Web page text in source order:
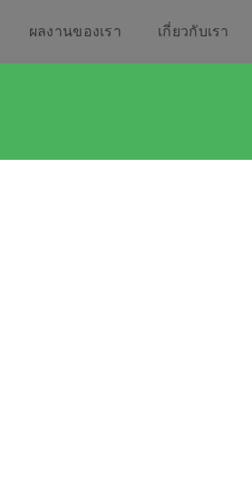
ผลงานของเรา เกี่ยวกับเรา